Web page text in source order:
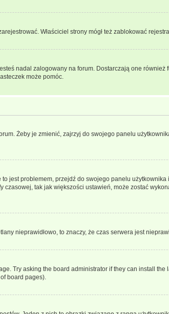
Właściciel strony mógł też zablokować
nadal zalogowany na forum. Dostarczają one
może pomóc.
Żeby je zmienić, zajrzyj do swojego panelu
jest problemem, przejdź do swojego panelu
tak jak większości ustawień, może zostać
nieprawidłowo, to znaczy, że czas serwera jest
Try asking the board administrator if they can install
board pages).